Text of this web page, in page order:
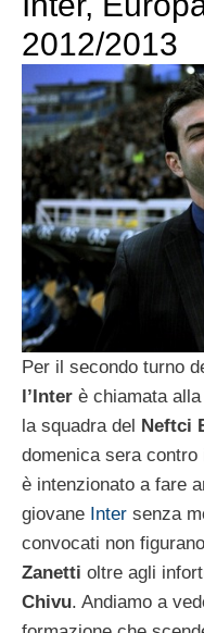
2012/2013
Per il secondo turno
l’Inter è chiamata
la squadra del
Neftci
domenica sera
è intenzionato a fare
giovane Inter senza
convocati non figurano
Zanetti oltre agli
Chivu. Andiamo a